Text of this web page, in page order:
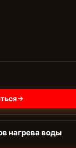
нагрева воды